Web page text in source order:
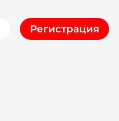
Регистрация